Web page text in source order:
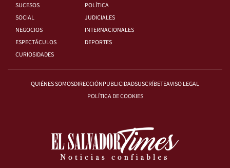
SUCESOS
POLÍTICA
SOCIAL
JUDICIALES
NEGOCIOS
INTERNACIONALES
ESPECTÁCULOS
DEPORTES
CURIOSIDADES
QUIÉNES SOMOSDIRECCIÓNPUBLICIDADSUSCRÍBETEAVISO LEGAL
POLÍTICA DE COOKIES